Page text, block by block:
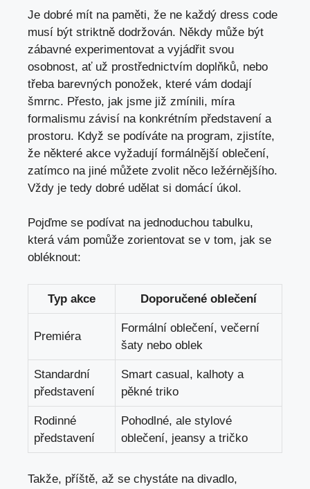
Je dobré mít ⁣na ⁤paměti, že ne každý⁤ dress code⁢
musí být⁤ striktně dodržován.⁤ Někdy může být
zábavné⁢ experimentovat a⁢ vyjádřit svou
osobnost, ať už prostřednictvím doplňků, ‍nebo‍
třeba barevných ponožek, které vám dodají
šmrnc.​ Přesto,⁣ jak jsme již zmínili, míra⁢
formalismu‌ závisí na ​konkrétním představení a
prostoru. ‍Když se podíváte na program, zjistíte,
že ⁣některé akce vyžadují formálnější oblečení,​
zatímco na‌ jiné můžete zvolit‌ něco ‍ležérnějšího.
Vždy je tedy‌ dobré udělat ‍si domácí úkol.
Pojďme se podívat na ⁤jednoduchou ‌tabulku,
která​ vám pomůže zorientovat⁣ se v tom, jak ‍se
obléknout:
Typ akce Doporučené oblečení
Premiéra
Formální oblečení, večerní
šaty nebo oblek
Standardní
představení
Smart casual, kalhoty ⁣a
pěkné triko
Rodinné
⁢představení
Pohodlné, ale stylové
oblečení,⁢ jeansy a tričko
Takže, příště, až se chystáte na divadlo,